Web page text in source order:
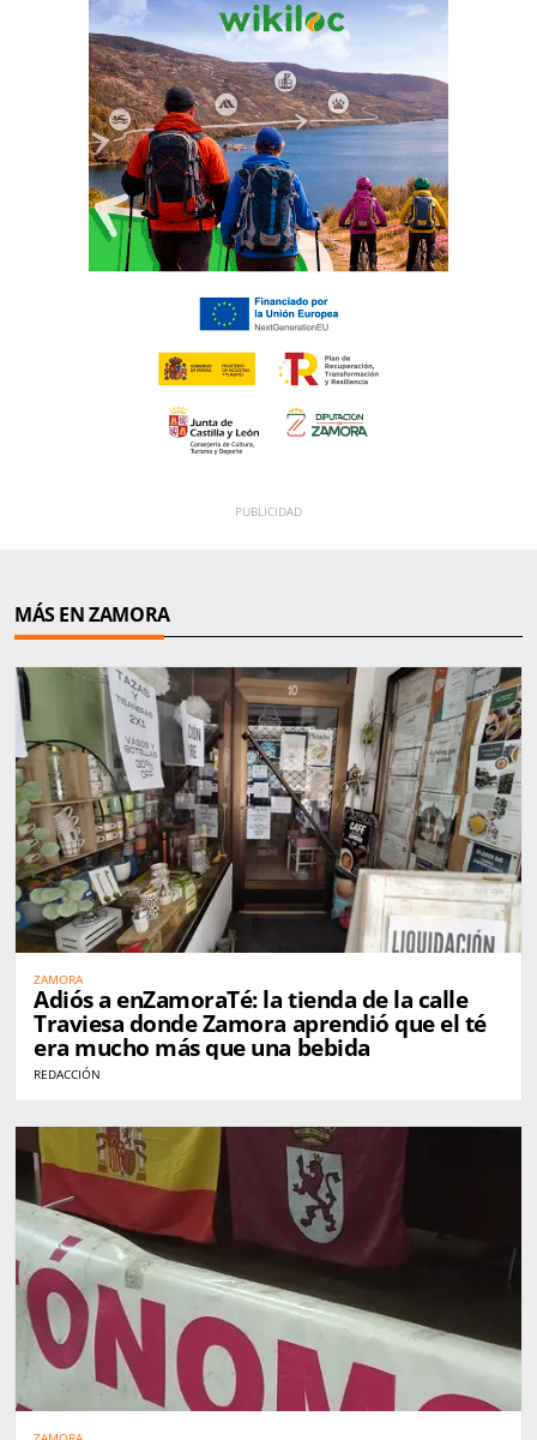
MÁS EN ZAMORA
ZAMORA
Adiós a enZamoraTé: la tienda de la calle
Traviesa donde Zamora aprendió que el té
era mucho más que una bebida
REDACCIÓN